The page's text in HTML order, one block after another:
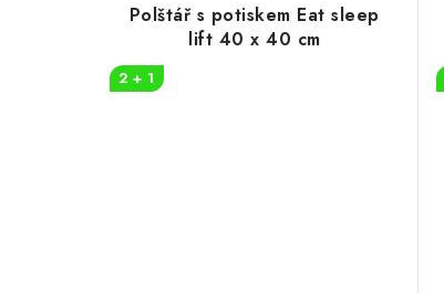
Polštář s potiskem Eat sleep
lift 40 x 40 cm
2 + 1